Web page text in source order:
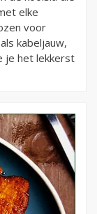
elke
voor
kabeljauw,
je het lekkerst